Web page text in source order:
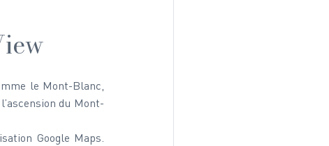
le Mont-Blanc,
du Mont-
Google Maps.